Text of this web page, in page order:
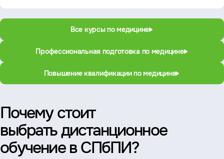
Все курсы по медицине
Профессиональная подготовка по медицине
Повышение квалификации по медицине
Почему стоит
выбрать дистанционное
обучение в СПбПИ?